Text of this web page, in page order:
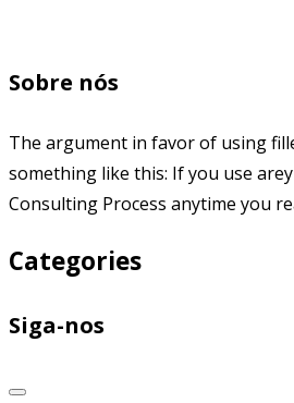
Sobre nós
The argument in favor of using
something like this: If you use
Consulting Process anytime you
Categories
Siga-nos